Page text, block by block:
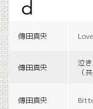
d
傳田真央
傳田真央
泣
（
傳田真央